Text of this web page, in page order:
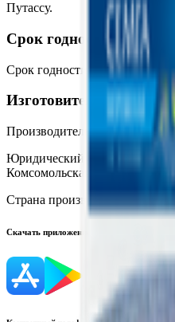
Путассу.
Срок годности
Срок годности :24 месяца
Изготовитель
Производитель:(ЗАО)
Юридический адрес:
236000,
Комсомольская, 27А
Страна производства:Россия
Скачать приложение